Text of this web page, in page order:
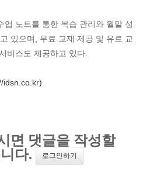
업 노트를 통한 복습 관리와 월말 성
있으며, 무료 교재 제공 및 유료 교
비스도 제공하고 있다.
idsn.co.kr)